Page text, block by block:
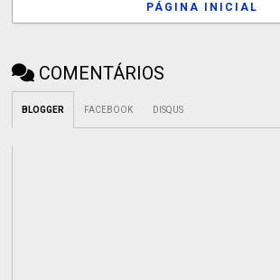
PÁGINA INICIAL
COMENTÁRIOS
BLOGGER FACEBOOK DISQUS